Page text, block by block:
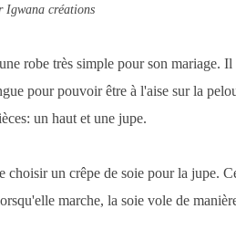
Igwana créations
robe très simple pour son mariage.
pour pouvoir être à l'aise sur la
un haut et une jupe.
choisir un crêpe de soie pour la jupe.
marche, la soie vole de